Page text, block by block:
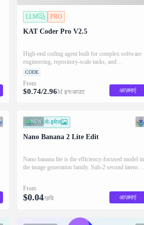
LLM PRO
KAT Coder Pro V2.5
High-end coding agent built for complex software
engineering, repository-scale tasks, and
autonomous development workflows.
CODE
From
$0.74/2.96M इन/आउट आज़माएं
NEW
इमेज-से-इमेज
Nano Banana 2 Lite Edit
Nano banana lite is the efficiency-focused model in
the image generation family. Sub-2 second latency
ratios.
From
$0.04/छवि आज़माएं